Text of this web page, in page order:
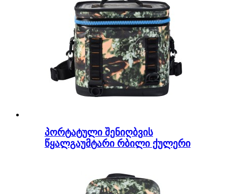
პორტატული შენიღბვის
წყალგაუმტარი რბილი ქულერი